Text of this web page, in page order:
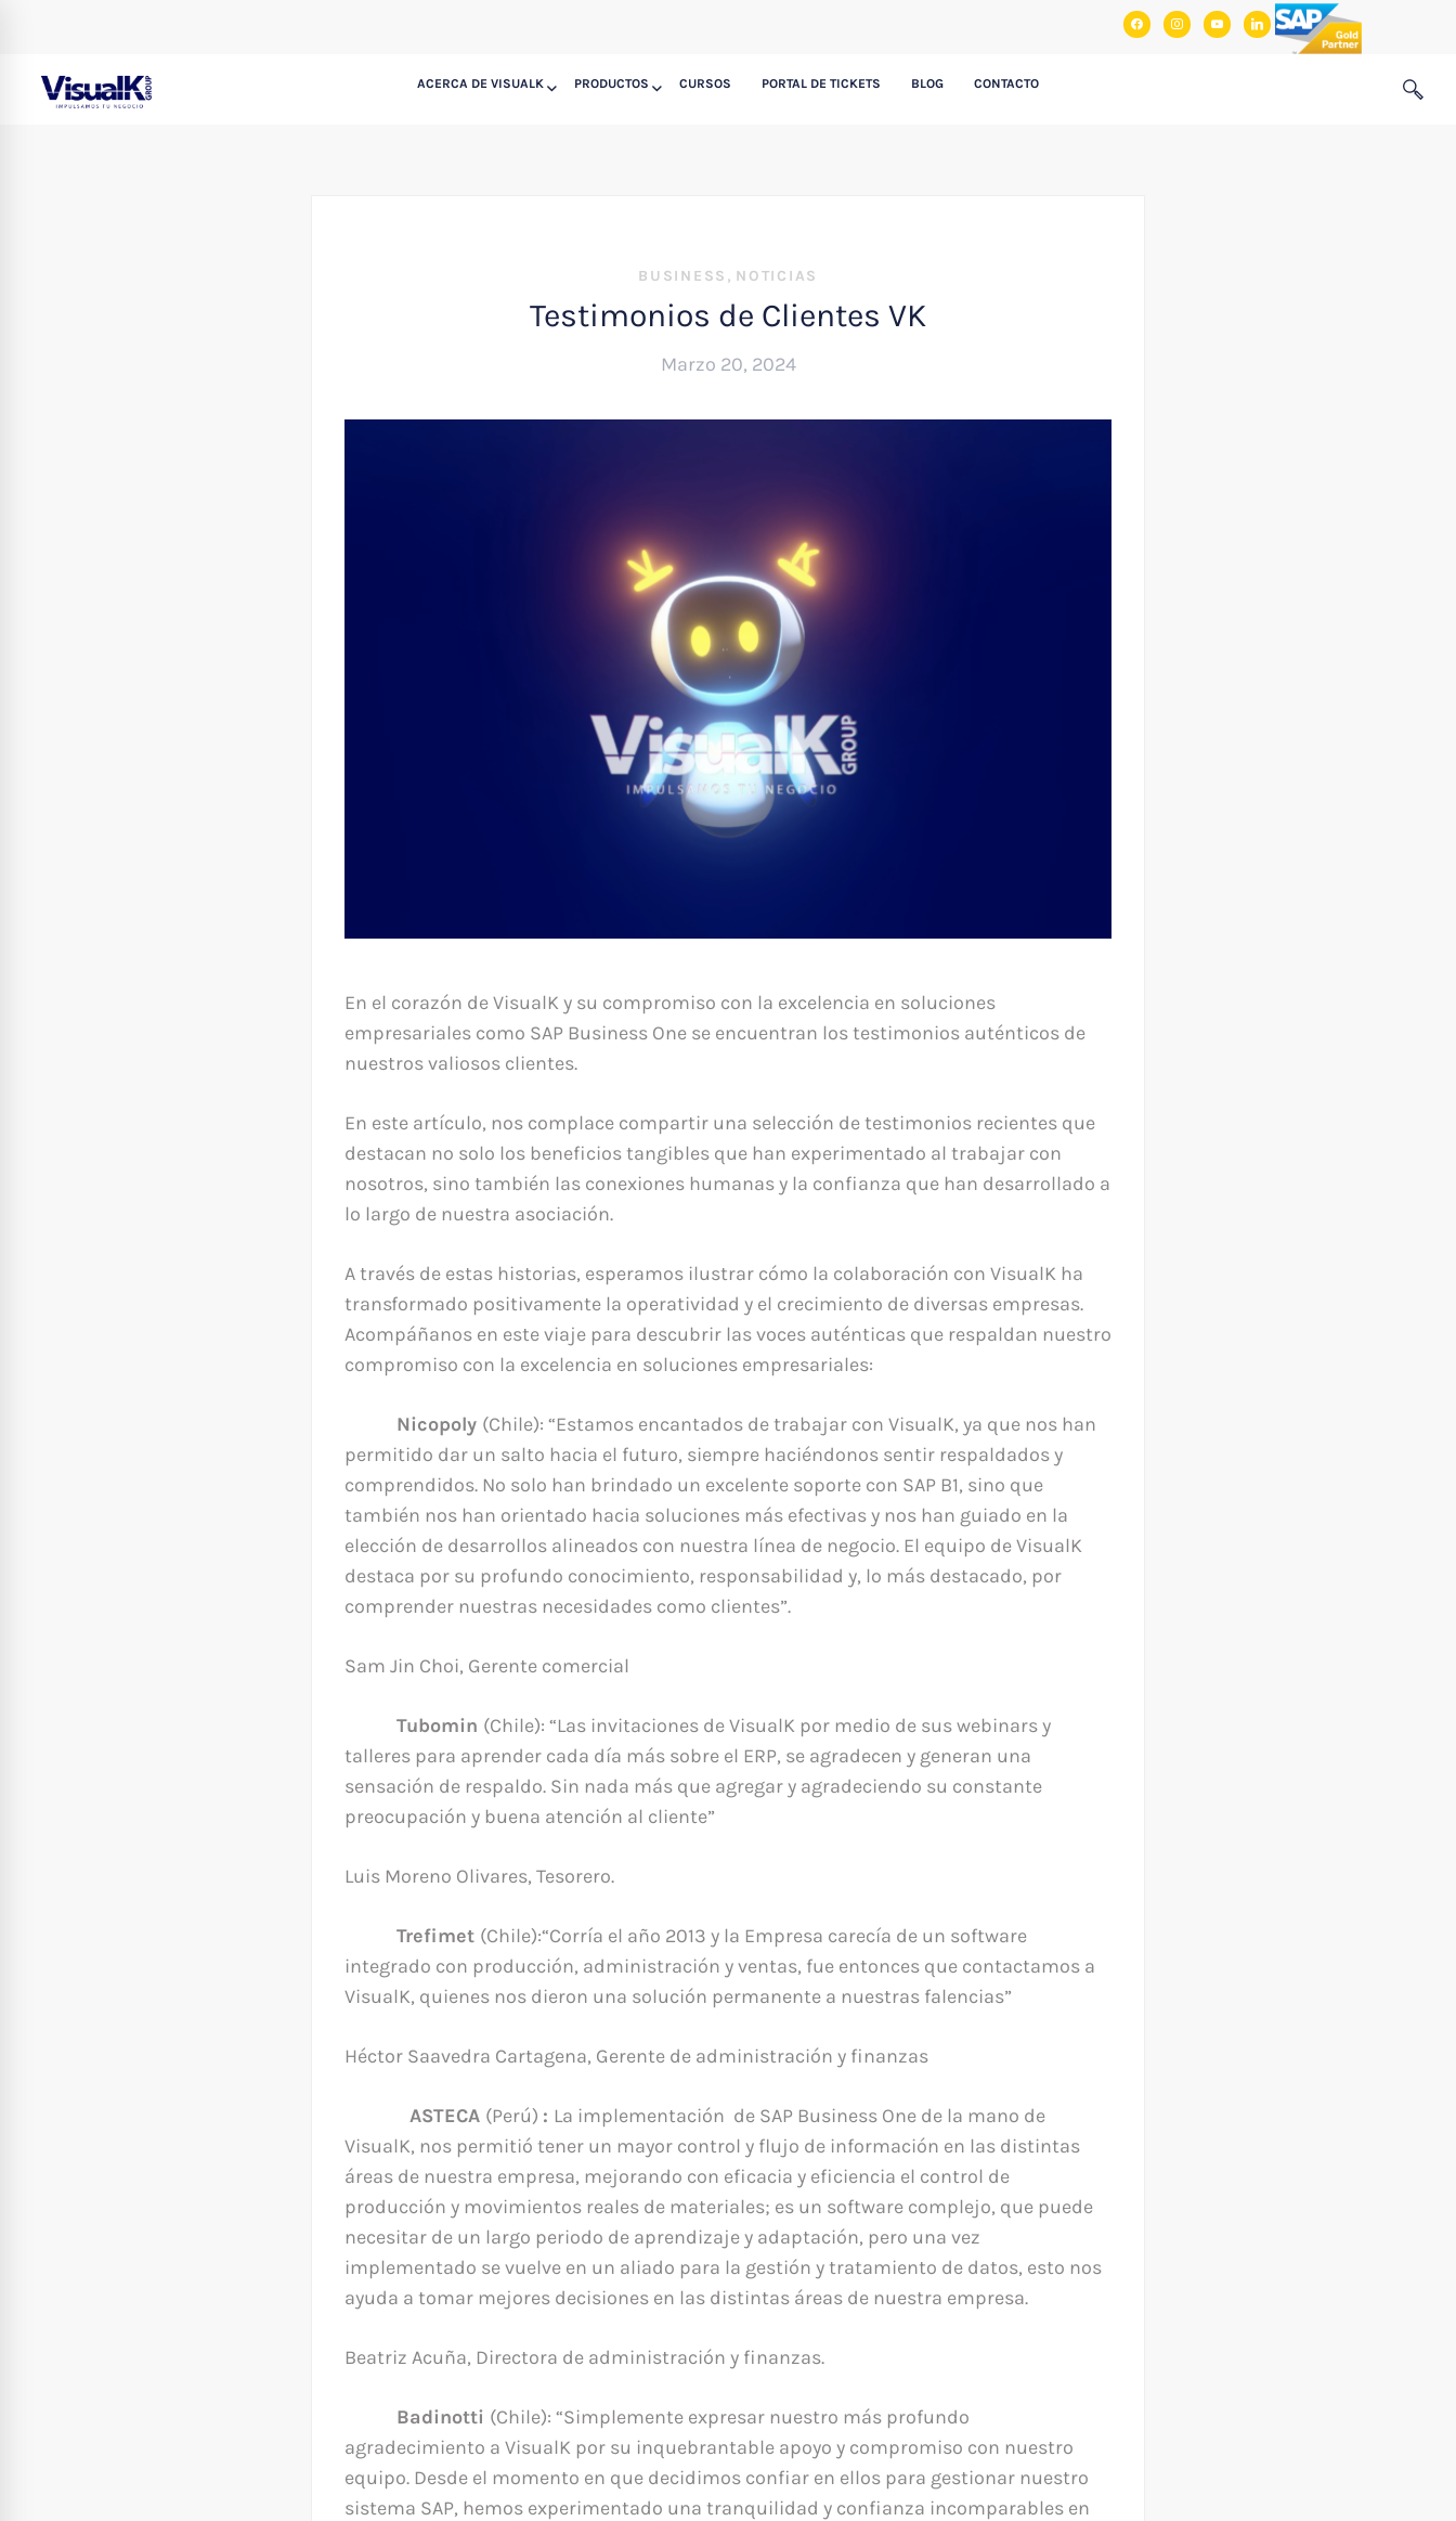
facebookinstagram
youtubelinkedin
ACERCA DE VISUALK PRODUCTOS CURSOS PORTAL DE TICKETS BLOG CONTACTO
BUSINESS , NOTICIAS
Testimonios de Clientes VK
Marzo 20, 2024
En el corazón de VisualK y su compromiso con la excelencia en soluciones
empresariales como SAP Business One se encuentran los testimonios auténticos de
nuestros valiosos clientes.
En este artículo, nos complace compartir una selección de testimonios recientes que
destacan no solo los beneficios tangibles que han experimentado al trabajar con
nosotros, sino también las conexiones humanas y la confianza que han desarrollado a
lo largo de nuestra asociación.
A través de estas historias, esperamos ilustrar cómo la colaboración con VisualK ha
transformado positivamente la operatividad y el crecimiento de diversas empresas.
Acompáñanos en este viaje para descubrir las voces auténticas que respaldan nuestro
compromiso con la excelencia en soluciones empresariales:
Nicopoly (Chile): “Estamos encantados de trabajar con VisualK, ya que nos han
permitido dar un salto hacia el futuro, siempre haciéndonos sentir respaldados y
comprendidos. No solo han brindado un excelente soporte con SAP B1, sino que
también nos han orientado hacia soluciones más efectivas y nos han guiado en la
elección de desarrollos alineados con nuestra línea de negocio. El equipo de VisualK
destaca por su profundo conocimiento, responsabilidad y, lo más destacado, por
comprender nuestras necesidades como clientes”.
Sam Jin Choi, Gerente comercial
Tubomin (Chile): “Las invitaciones de VisualK por medio de sus webinars y
talleres para aprender cada día más sobre el ERP, se agradecen y generan una
sensación de respaldo. Sin nada más que agregar y agradeciendo su constante
preocupación y buena atención al cliente”
Luis Moreno Olivares, Tesorero.
Trefimet (Chile):“Corría el año 2013 y la Empresa carecía de un software
integrado con producción, administración y ventas, fue entonces que contactamos a
VisualK, quienes nos dieron una solución permanente a nuestras falencias”
Héctor Saavedra Cartagena, Gerente de administración y finanzas
ASTECA (Perú) : La implementación de SAP Business One de la mano de
VisualK, nos permitió tener un mayor control y flujo de información en las distintas
áreas de nuestra empresa, mejorando con eficacia y eficiencia el control de
producción y movimientos reales de materiales; es un software complejo, que puede
necesitar de un largo periodo de aprendizaje y adaptación, pero una vez
implementado se vuelve en un aliado para la gestión y tratamiento de datos, esto nos
ayuda a tomar mejores decisiones en las distintas áreas de nuestra empresa.
Beatriz Acuña, Directora de administración y finanzas.
Badinotti (Chile): “Simplemente expresar nuestro más profundo
agradecimiento a VisualK por su inquebrantable apoyo y compromiso con nuestro
equipo. Desde el momento en que decidimos confiar en ellos para gestionar nuestro
sistema SAP, hemos experimentado una tranquilidad y confianza incomparables en